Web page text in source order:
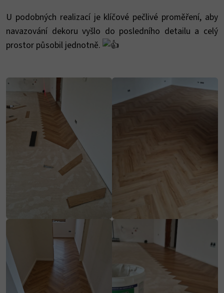
U podobných realizací je klíčové pečlivé proměření, aby
navazování dekoru vyšlo do posledního detailu a celý
prostor působil jednotně.